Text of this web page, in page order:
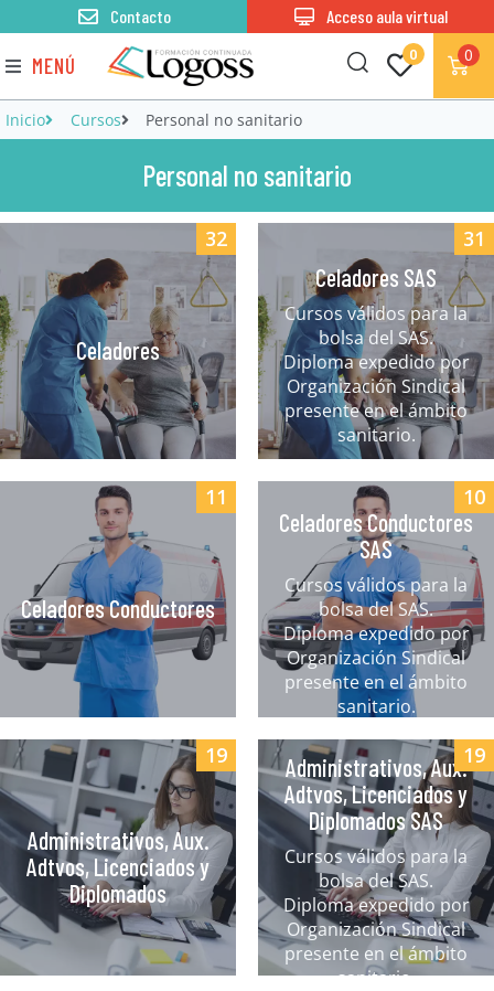
MENÚ 0 0
Contacto Acceso aula virtual
Inicio Cursos Personal no sanitario
Personal no sanitario
32
Celadores
31
Celadores SAS
Cursos válidos para la
bolsa del SAS.
Diploma expedido por
Organización Sindical
presente en el ámbito
sanitario.
11
Celadores Conductores
10
Celadores Conductores
SAS
Cursos válidos para la
bolsa del SAS.
Diploma expedido por
Organización Sindical
presente en el ámbito
sanitario.
19
Administrativos, Aux.
Adtvos, Licenciados y
Diplomados
19
Administrativos, Aux.
Adtvos, Licenciados y
Diplomados SAS
Cursos válidos para la
bolsa del SAS.
Diploma expedido por
Organización Sindical
presente en el ámbito
sanitario.